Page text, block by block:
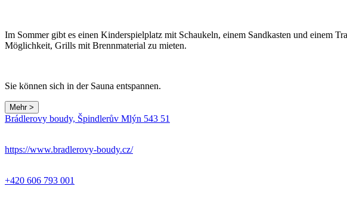
Im Sommer gibt es einen Kinderspielplatz mit Schaukeln, einem Sandkasten und einem
Möglichkeit, Grills mit Brennmaterial zu mieten.
Sie können sich in der Sauna entspannen.
Mehr >
Brádlerovy boudy, Špindlerův Mlýn 543 51
https://www.bradlerovy-boudy.cz/
+420 606 793 001